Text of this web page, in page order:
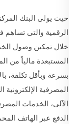
حيث يولى البنك
الرقمية والتى
خلال تمكين وصول
المستبعدة مالياً من
بسرعة وبأقل تكلفة،
المصرفية
الآلى، الخدمات
الدفع عبر الهاتف